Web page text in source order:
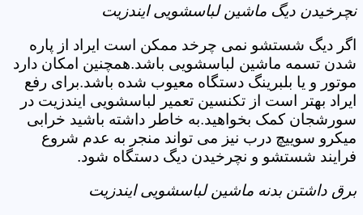
نچرخیدن دیگ ماشین لباسشویی ایندزیت
اگر دیگ شستشو نمی چرخد ممکن است ایراد از پاره
شدن تسمه ماشین لباسشویی باشد.همچنین امکان دارد
موتور و یا بلبرینگ دستگاه معیوب شده باشد.برای رفع
ایراد بهتر است از تکنسین تعمیر لباسشویی ایندزیت در
سورشجان کمک بخواهید.به خاطر داشته باشید خرابی
میکرو سوییچ درب نیز می تواند منجر به عدم شروع
فرایند شستشو و نچرخیدن دیگ دستگاه شود.
برق داشتن بدنه ماشین لباسشویی ایندزیت